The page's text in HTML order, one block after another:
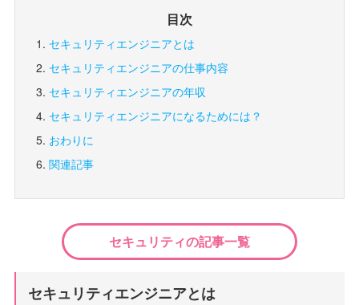
目次
セキュリティエンジニアとは
セキュリティエンジニアの仕事内容
セキュリティエンジニアの年収
セキュリティエンジニアになるためには？
おわりに
関連記事
セキュリティの記事一覧
セキュリティエンジニアとは